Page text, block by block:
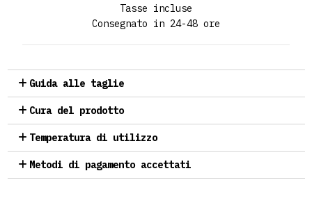
Tasse incluse
Consegnato in 24-48 ore
Guida alle taglie
Cura del prodotto
Temperatura di utilizzo
Metodi di pagamento accettati